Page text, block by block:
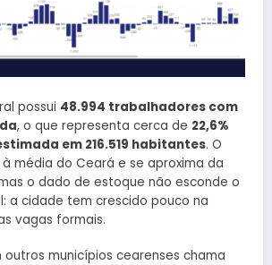
possui 48.994 trabalhadores com
, o que representa cerca de 22,6%
em 216.519 habitantes. O
média do Ceará e se aproxima da
o dado de estoque não esconde o
a cidade tem crescido pouco na
vagas formais.
municípios cearenses chama